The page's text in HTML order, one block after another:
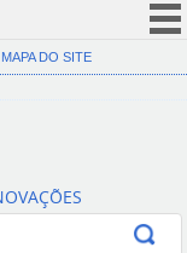
(COVID-19)
Canais
MAPA DO SITE